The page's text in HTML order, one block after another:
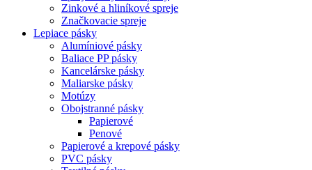
Zinkové a hliníkové spreje
Značkovacie spreje
Lepiace pásky
Alumíniové pásky
Baliace PP pásky
Kancelárske pásky
Maliarske pásky
Motúzy
Obojstranné pásky
Papierové
Penové
Papierové a krepové pásky
PVC pásky